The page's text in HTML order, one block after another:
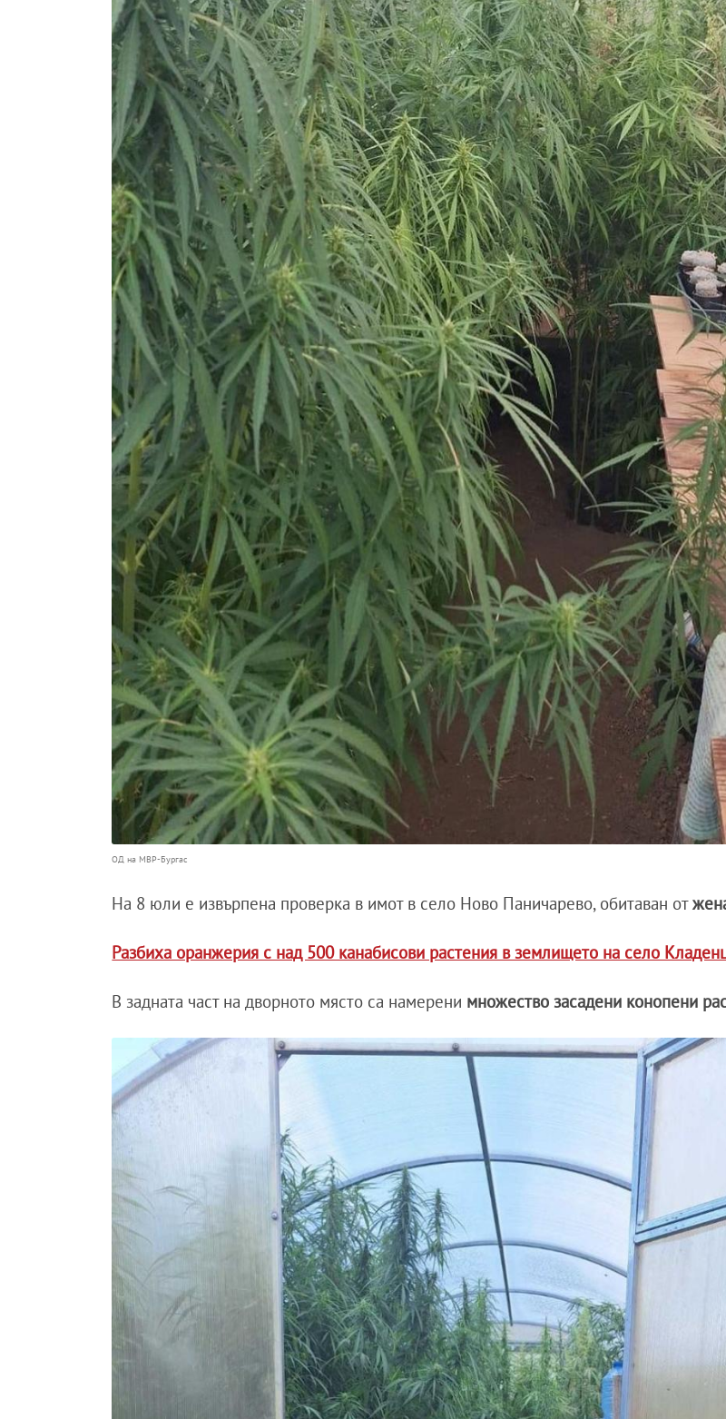
ОД на МВР-Бургас
На 8 юли е извърпена проверка в имот в село Ново Паничарево, обитаван от
Разбиха оранжерия с над 500 канабисови растения в землището на село
В задната част на дворното място са намерени множество засадени конопени